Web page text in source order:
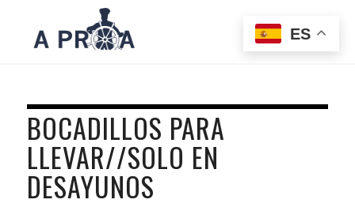
BOCADILLOS PARA
LLEVAR//SOLO EN
DESAYUNOS
ES